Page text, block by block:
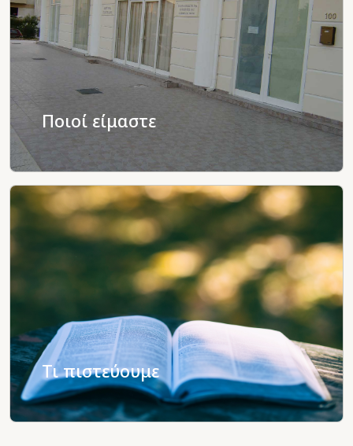
Ποιοί είμαστε
Τι πιστεύουμε